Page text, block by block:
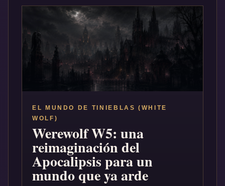
EL MUNDO DE TINIEBLAS (WHITE
WOLF)
Werewolf W5: una
reimaginación del
Apocalipsis para un
mundo que ya arde